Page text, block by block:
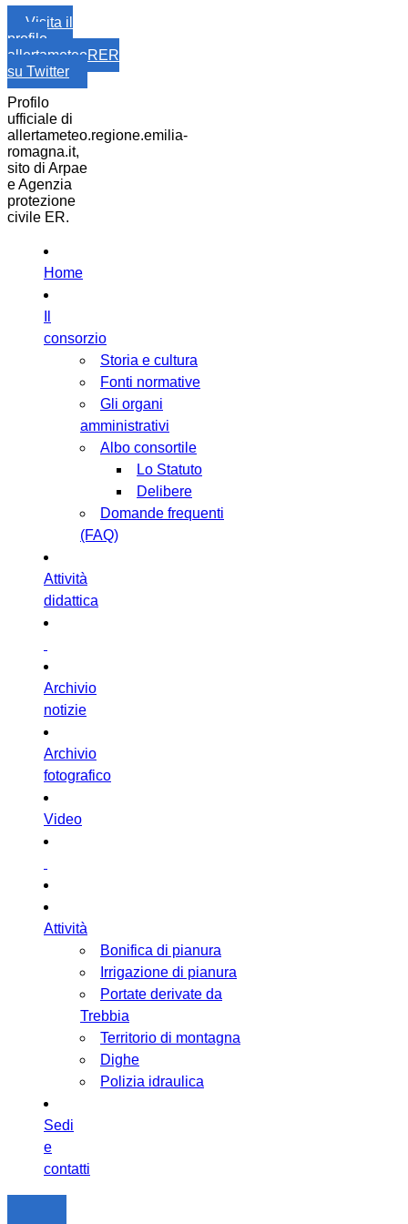
Visita il
profilo
allertameteoRER
su Twitter
Profilo
ufficiale di
allertameteo.regione.emilia-
romagna.it,
sito di Arpae
e Agenzia
protezione
civile ER.
Home
consorzio
Storia e cultura
Fonti normative
Gli organi
amministrativi
Albo consortile
Lo Statuto
Delibere
Domande frequenti
(FAQ)
Attività
didattica
Archivio
notizie
Archivio
fotografico
Video
Attività
Bonifica di pianura
Irrigazione di pianura
Portate derivate da
Trebbia
Territorio di montagna
Dighe
Polizia idraulica
Sedi
e
contatti